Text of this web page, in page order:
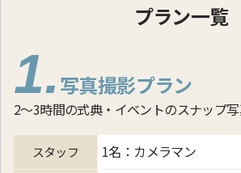
プラン一覧
1. 写真撮影プラン
2～3時間の式典・イベントのスナップ
スタッフ 1名：カメラマン